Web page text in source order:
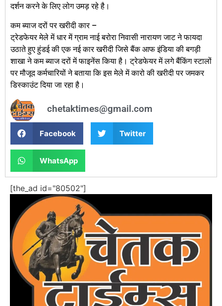
दर्शन करने के लिए लोग उमड़ रहे है।
कम ब्याज दरों पर खरीदी कार –
ट्रेडफेयर मेले में धार में ग्राम नाई बरोरा निवासी नारायण जाट ने फायदा
उठाते हुए हुंडई की एक नई कार खरीदी जिसे बैंक आफ इंडिया की बगड़ी
शाखा ने कम ब्याज दरों में फाइनेंस किया है। ट्रेडफेयर में लगे बैंकिंग स्टालों
पर मौजूद कर्मचारियों ने बताया कि इस मेले में कारो की खरीदी पर जमकर
डिस्काउंट दिया जा रहा है।
chetaktimes@gmail.com
Facebook Twitter
WhatsApp
[the_ad id="80502"]